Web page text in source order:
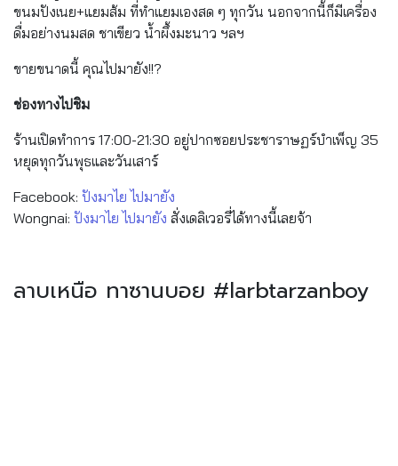
ขนมปังเนย+แยมส้ม ที่ทำแยมเองสด ๆ ทุกวัน นอกจากนี้ก็มีเครื่อง
ดื่มอย่างนมสด ชาเขียว น้ำผึ้งมะนาว ฯลฯ
ขายขนาดนี้ คุณไปมายัง!!?
ช่องทางไปชิม
ร้านเปิดทำการ 17:00-21:30 อยู่ปากซอยประชาราษฏร์บำเพ็ญ 35
หยุดทุกวันพุธและวันเสาร์
Facebook: ปังมาไย ไปมายัง
Wongnai: ปังมาไย ไปมายัง สั่งเดลิเวอรี่ได้ทางนี้เลยจ้า
ลาบเหนือ ทาซานบอย #larbtarzanboy